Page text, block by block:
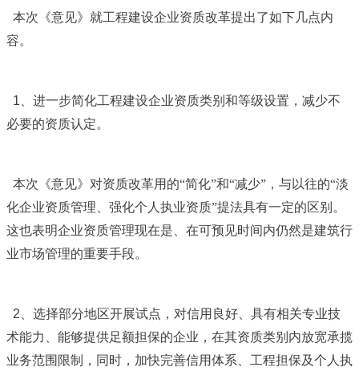
本次《意见》就工程建设企业资质改革提出了如下几点内
容。
1 、进一步简化工程建设企业资质类别和等级设置，减少不
必要的资质认定。
本次《意见》对资质改革用的“简化”和“减少”，与以往的“淡
化企业资质管理、强化个人执业资质”提法具有一定的区别。
这也表明企业资质管理现在是、在可预见时间内仍然是建筑行
业市场管理的重要手段。
2 、选择部分地区开展试点，对信用良好、具有相关专业技
术能力、能够提供足额担保的企业，在其资质类别内放宽承揽
业务范围限制，同时，加快完善信用体系、工程担保及个人执